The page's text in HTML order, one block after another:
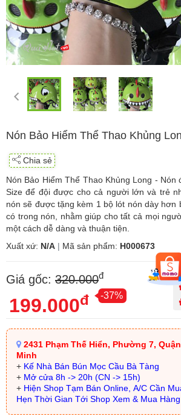
Nón Bảo Hiểm Thể Thao Khủng
Chia sẻ
Nón Bảo Hiểm Thể Thao Khủng Long - Nón
Size để đội được cho cả người lớn và trẻ
nón sẽ được tặng kèm 1 bộ lót nón dày hơn
có trong nón, nhằm giúp cho tất cả mọi
một cách dễ dàng và thuận tiện.
Xuất xứ: N/A | Mã sản phẩm: H000673
Giá gốc: 320.000đ
199.000đ -37%
2431 Phạm Thế Hiển, Phường 7,
Minh
+ Kế Nhà Bán Bún Mọc Cầu Bà Tàng
+ Mở cửa 8h -> 20h (CN -> 15h)
+ Hiện Shop Tạm Bán Online, A/C Cần
Hẹn Thời Gian Tới Shop Xem & Mua Hàng